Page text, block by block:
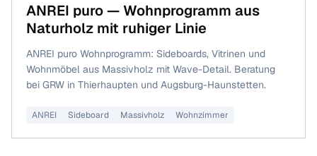
ANREI puro — Wohnprogramm aus
Naturholz mit ruhiger Linie
ANREI puro Wohnprogramm: Sideboards, Vitrinen und
Wohnmöbel aus Massivholz mit Wave-Detail. Beratung
bei GRW in Thierhaupten und Augsburg-Haunstetten.
ANREI Sideboard Massivholz Wohnzimmer